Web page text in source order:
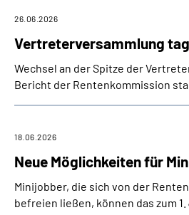
Presse
Leichte Sprache
Vertreterversammlung
26.06.2026
Wechsel an der Spitze der
Bericht der Rentenkommission
Neue Möglichkeiten für
18.06.2026
Minijobber, die sich von der
befreien ließen, können das zum